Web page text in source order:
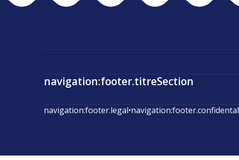
navigation:footer.titreSection
navigation:footer.legal•navigation:footer.confidental